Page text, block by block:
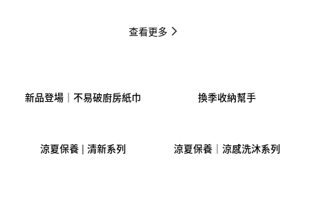
查看更多
新品登場｜不易破廚房紙巾 換季收納幫手
涼夏保養 | 清新系列 涼夏保養｜涼感洗沐系列